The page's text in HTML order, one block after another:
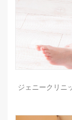
ジェニークリニ